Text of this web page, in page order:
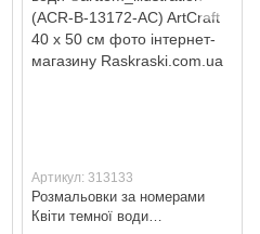
Артикул: 313133
Розмальовки за номерами
Квіти темної води